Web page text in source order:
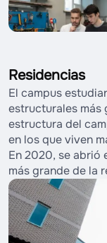
Residencias
El campus
estructurales más
estructura del
en los que viven
En 2020, se abrió
más grande de la